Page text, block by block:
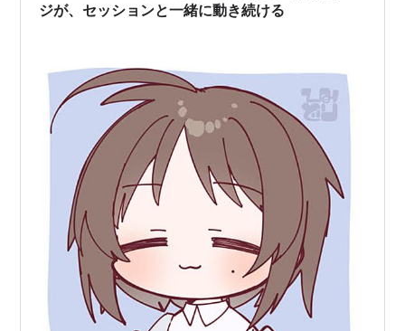
ジが、セッションと一緒に動き続ける